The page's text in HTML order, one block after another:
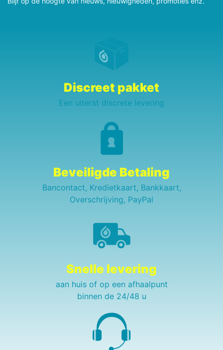
Discreet pakket
Een uiterst discrete levering
Beveiligde Betaling
Bancontact, Kredietkaart, Bankkaart,
Overschrijving, PayPal
Snelle levering
aan huis of op een afhaalpunt
binnen de 24/48 u